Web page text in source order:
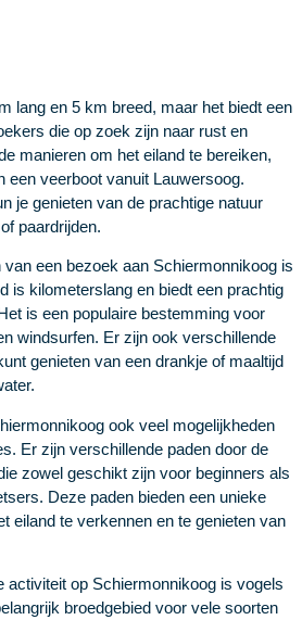
lang en 5 km breed, maar het biedt een
die op zoek zijn naar rust en
manieren om het eiland te bereiken,
een veerboot vanuit Lauwersoog.
je genieten van de prachtige natuur
paardrijden.
van een bezoek aan Schiermonnikoog is
is kilometerslang en biedt een prachtig
is een populaire bestemming voor
windsurfen. Er zijn ook verschillende
genieten van een drankje of maaltijd
ook veel mogelijkheden
Er zijn verschillende paden door de
zowel geschikt zijn voor beginners als
Deze paden bieden een unieke
eiland te verkennen en te genieten van
activiteit op Schiermonnikoog is vogels
broedgebied voor vele soorten